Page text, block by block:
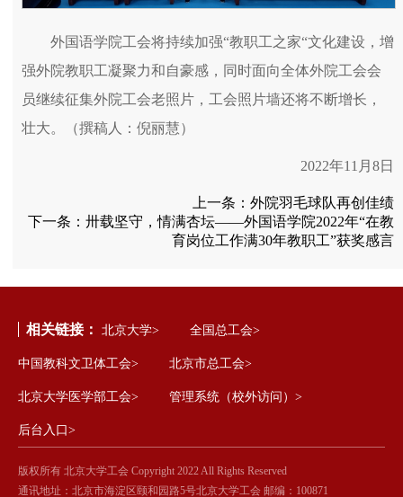
外国语学院工会将持续加强“教职工之家“文化建设，增
强外院教职工凝聚力和自豪感，同时面向全体外院工会会
员继续征集外院工会老照片，工会照片墙还将不断增长，
壮大。（撰稿人：倪丽慧）
2022年11月8日
上一条： 外院羽毛球队再创佳绩
下一条： 卅载坚守，情满杏坛——外国语学院2022年“在教
育岗位工作满30年教职工”获奖感言
相关链接： 北京大学> 全国总工会>
中国教科文卫体工会> 北京市总工会>
北京大学医学部工会> 管理系统（校外访问）>
后台入口>
版权所有 北京大学工会 Copyright 2022 All Rights Reserved
通讯地址：北京市海淀区颐和园路5号北京大学工会 邮编：100871